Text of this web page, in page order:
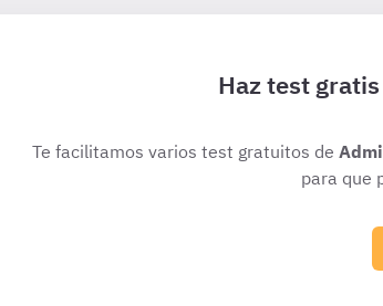
Haz test
Te facilitamos varios test gratuitos de
para que